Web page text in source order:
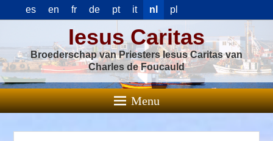
es en fr de pt it nl pl
Iesus Caritas
Broederschap van Priesters Iesus Caritas van
Charles de Foucauld
Menu